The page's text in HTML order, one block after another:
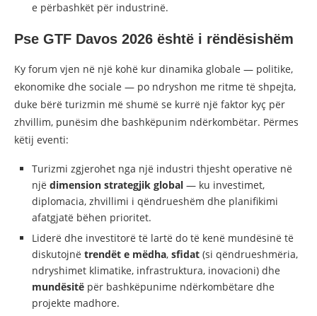
e përbashkët për industrinë.
Pse GTF Davos 2026 është i rëndësishëm
Ky forum vjen në një kohë kur dinamika globale — politike,
ekonomike dhe sociale — po ndryshon me ritme të shpejta,
duke bërë turizmin më shumë se kurrë një faktor kyç për
zhvillim, punësim dhe bashkëpunim ndërkombëtar. Përmes
këtij eventi:
Turizmi zgjerohet nga një industri thjesht operative në
një dimension strategjik global — ku investimet,
diplomacia, zhvillimi i qëndrueshëm dhe planifikimi
afatgjatë bëhen prioritet.
Liderë dhe investitorë të lartë do të kenë mundësinë të
diskutojnë trendët e mëdha, sfidat (si qëndrueshmëria,
ndryshimet klimatike, infrastruktura, inovacioni) dhe
mundësitë për bashkëpunime ndërkombëtare dhe
projekte madhore.